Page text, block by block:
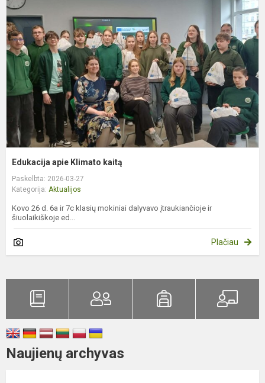
Edukacija apie Klimato kaitą
Paskelbta: 2026-03-27
Kategorija: Aktualijos
Kovo 26 d. 6a ir 7c klasių mokiniai dalyvavo įtraukiančioje ir
šiuolaikiškoje ed...
Plačiau
Naujienų archyvas